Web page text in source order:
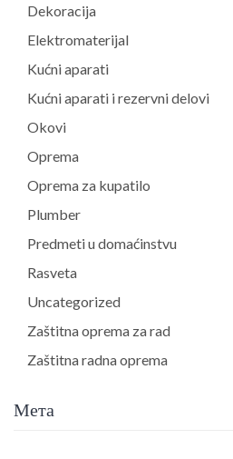
Dekoracija
Elektromaterijal
Kućni aparati
Kućni aparati i rezervni delovi
Okovi
Oprema
Oprema za kupatilo
Plumber
Predmeti u domaćinstvu
Rasveta
Uncategorized
Zaštitna oprema za rad
Zaštitna radna oprema
Мета